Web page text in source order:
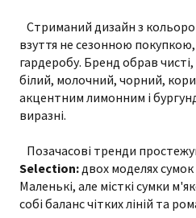
Стриманий дизайн з
взуття не сезонною
гардеробу. Бренд обрав чисті,
білий, молочний, чорний,
акцентним лимонним і
виразні.
Позачасові тренди
Selection: двох моделях
Маленькі, але місткі сумки
собі баланс чітких ліній та